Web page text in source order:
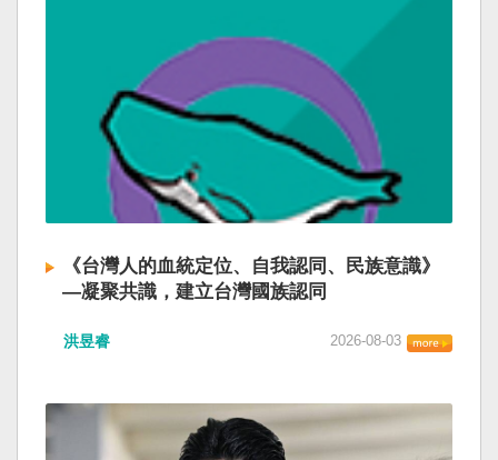
《台灣人的血統定位、自我認同、民族意識》
—凝聚共識，建立台灣國族認同
洪昱睿 2026-08-03